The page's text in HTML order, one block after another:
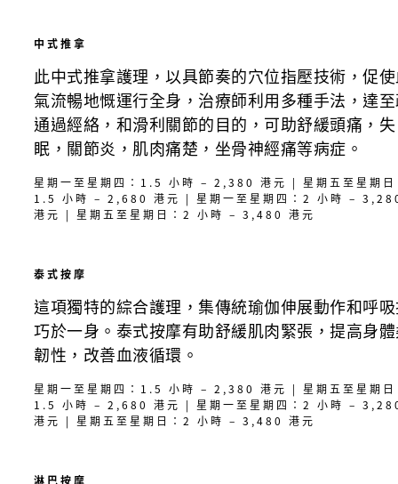
中式推拿
此中式推拿護理，以具節奏的穴位指壓技術，促
氣流暢地慨運行全身，治療師利用多種手法，達
通過經絡，和滑利關節的目的，可助舒緩頭痛，失
眠，關節炎，肌肉痛楚，坐骨神經痛等病症。
星期一至星期四：1.5 小時 – 2,380 港元 | 星期五至星期日
1.5 小時 – 2,680 港元 | 星期一至星期四：2 小時 –
港元 | 星期五至星期日：2 小時 – 3,480 港元
泰式按摩
這項獨特的綜合護理，集傳統瑜伽伸展動作和呼
巧於一身。泰式按摩有助舒緩肌肉緊張，提高身
韌性，改善血液循環。
星期一至星期四：1.5 小時 – 2,380 港元 | 星期五至星期日
1.5 小時 – 2,680 港元 | 星期一至星期四：2 小時 –
港元 | 星期五至星期日：2 小時 – 3,480 港元
淋巴按摩